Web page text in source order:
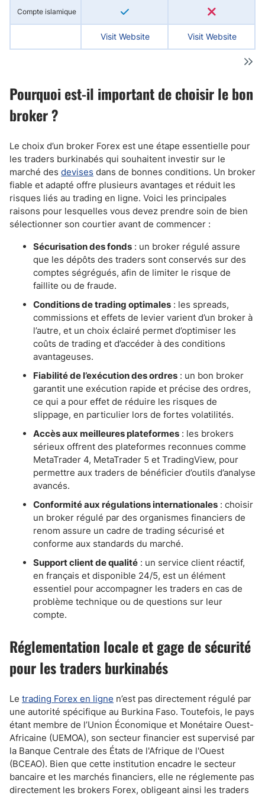
Compte islamique
Visit Website Visit Website
Pourquoi est-il important de choisir le bon
broker ?
Le choix d’un broker Forex est une étape essentielle pour
les traders burkinabés qui souhaitent investir sur le
marché des devises dans de bonnes conditions. Un broker
fiable et adapté offre plusieurs avantages et réduit les
risques liés au trading en ligne. Voici les principales
raisons pour lesquelles vous devez prendre soin de bien
sélectionner son courtier avant de commencer :
Sécurisation des fonds : un broker régulé assure
que les dépôts des traders sont conservés sur des
comptes ségrégués, afin de limiter le risque de
faillite ou de fraude.
Conditions de trading optimales : les spreads,
commissions et effets de levier varient d’un broker à
l’autre, et un choix éclairé permet d’optimiser les
coûts de trading et d’accéder à des conditions
avantageuses.
Fiabilité de l’exécution des ordres : un bon broker
garantit une exécution rapide et précise des ordres,
ce qui a pour effet de réduire les risques de
slippage, en particulier lors de fortes volatilités.
Accès aux meilleures plateformes : les brokers
sérieux offrent des plateformes reconnues comme
MetaTrader 4, MetaTrader 5 et TradingView, pour
permettre aux traders de bénéficier d’outils d’analyse
avancés.
Conformité aux régulations internationales : choisir
un broker régulé par des organismes financiers de
renom assure un cadre de trading sécurisé et
conforme aux standards du marché.
Support client de qualité : un service client réactif,
en français et disponible 24/5, est un élément
essentiel pour accompagner les traders en cas de
problème technique ou de questions sur leur
compte.
Réglementation locale et gage de sécurité
pour les traders burkinabés
Le trading Forex en ligne n’est pas directement régulé par
une autorité spécifique au Burkina Faso. Toutefois, le pays
étant membre de l’Union Économique et Monétaire Ouest-
Africaine (UEMOA), son secteur financier est supervisé par
la Banque Centrale des États de l'Afrique de l'Ouest
(BCEAO). Bien que cette institution encadre le secteur
bancaire et les marchés financiers, elle ne réglemente pas
directement les brokers Forex, obligeant ainsi les traders